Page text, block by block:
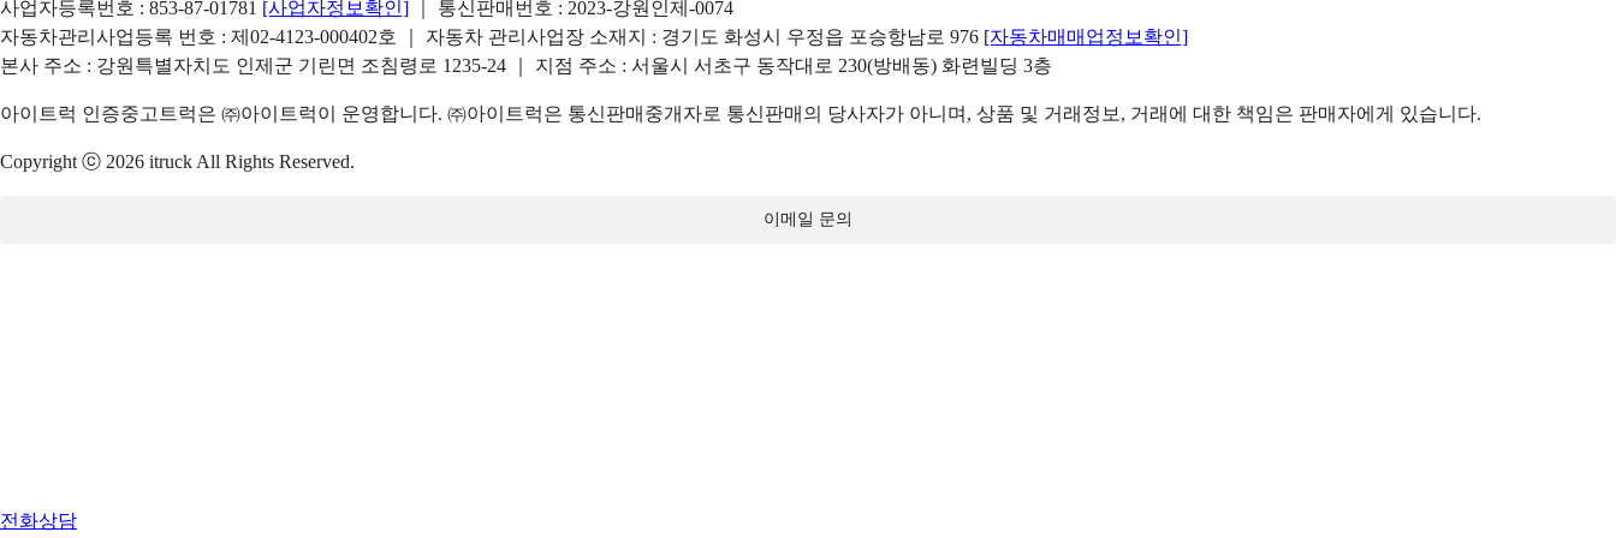
사업자등록번호 : 853-87-01781 [사업자정보확인]
｜ 통신판매번호 : 2023-강원인제-0074
자동차관리사업등록 번호 : 제02-4123-000402호 ｜ 자동차 관리사업장 소재지 : 경기도 화성시 우정읍 포승항남로 976 [자동차매매업정보확인]
본사 주소 : 강원특별자치도 인제군 기린면 조침령로 1235-24 ｜ 지점 주소 : 서울시 서초구 동작대로 230(방배동) 화련빌딩 3층
아이트럭 인증중고트럭은 ㈜아이트럭이 운영합니다. ㈜아이트럭은 통신판매중개자로 통신판매의 당사자가 아니며, 상품 및 거래정보, 거래에 대한 책임은 판매자에게 있습니다.
Copyright ⓒ 2026 itruck All Rights Reserved.
이메일 문의
전화상담